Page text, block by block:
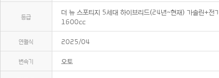
등급
더 뉴 스포티지 5세대 하이브리드(24년~현재) 가솔린+전
1600cc
연월식 2025/04
변속기 오토